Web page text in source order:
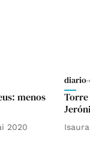
menos
2020
Torre